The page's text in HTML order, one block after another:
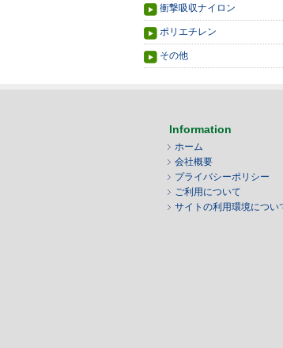
衝撃吸収ナイロン
ポリエチレン
その他
Information
ホーム
会社概要
プライバシーポリシー
ご利用について
サイトの利用環境につい